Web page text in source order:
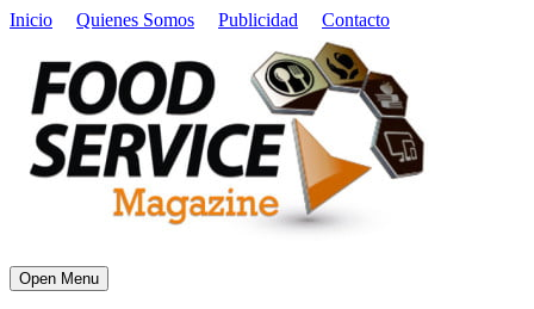
Inicio Quienes Somos Publicidad Contacto
Open Menu